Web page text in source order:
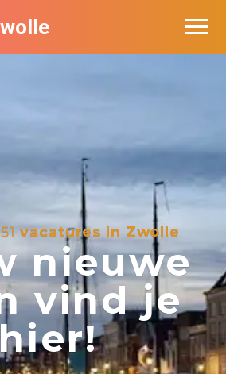
vacatures in Zwolle
nieuwe
vind je
hier!